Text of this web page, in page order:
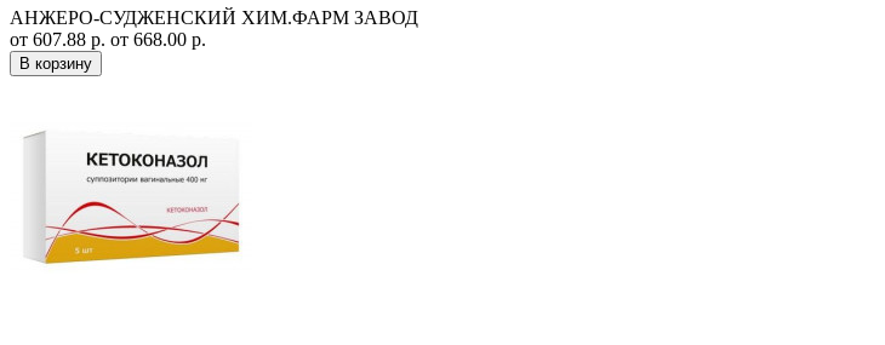
АНЖЕРО-СУДЖЕНСКИЙ ХИМ.ФАРМ ЗАВОД
от 607.88 р. от 668.00 р.
В корзину